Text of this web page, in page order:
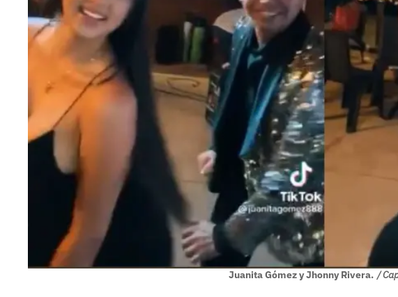
Juanita Gómez y Jhonny Rivera. /